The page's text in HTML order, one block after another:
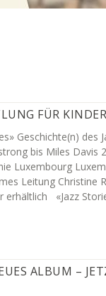
FÜR KINDER
Geschichte(n) des
bis Miles Davis
Luxembourg
Leitung Christine
erhältlich «Jazz
ALBUM –